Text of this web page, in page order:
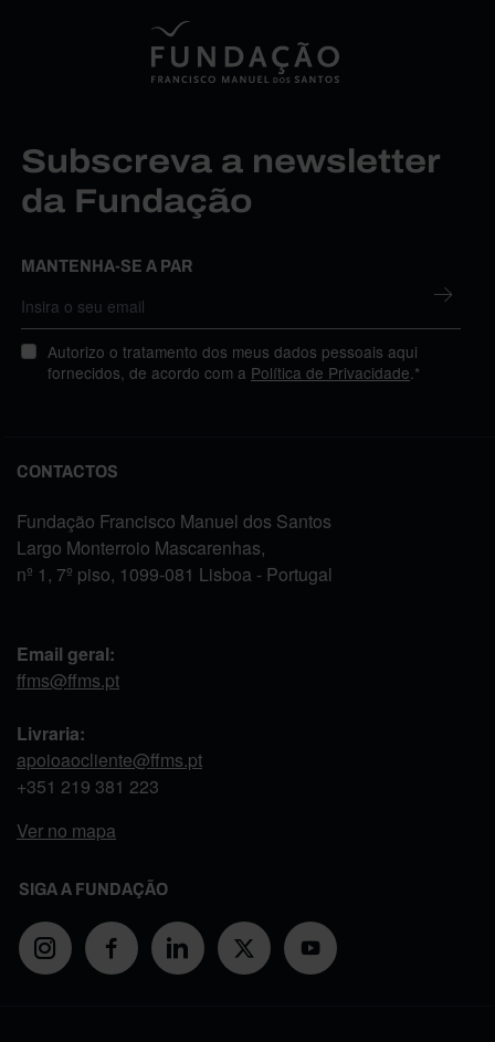
Subscreva a newsletter
da Fundação
MANTENHA-SE A PAR
Autorizo o tratamento dos meus dados pessoais aqui
fornecidos, de acordo com a Política de Privacidade .*
CONTACTOS
Fundação Francisco Manuel dos Santos
Largo Monterroio Mascarenhas,
nº 1, 7º piso, 1099-081 Lisboa - Portugal
Email geral:
ffms@ffms.pt
Livraria:
apoioaocliente@ffms.pt
+351 219 381 223
Ver no mapa
SIGA A FUNDAÇÃO